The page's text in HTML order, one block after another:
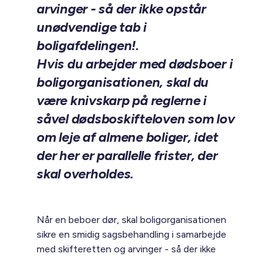
arvinger - så der ikke opstår
unødvendige tab i
boligafdelingen!.
Hvis du arbejder med dødsboer i
boligorganisationen, skal du
være knivskarp på reglerne i
såvel dødsboskifteloven som lov
om leje af almene boliger, idet
der her er parallelle frister, der
skal overholdes.
Når en beboer dør, skal boligorganisationen
sikre en smidig sagsbehandling i samarbejde
med skifteretten og arvinger - så der ikke